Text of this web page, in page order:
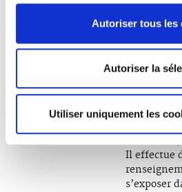
Autoriser tous les
Autoriser la
Utiliser uniquement les
actes de
demeurent
rachat ».
sera fatal.
Gilbert
Il effectue
s’exposer